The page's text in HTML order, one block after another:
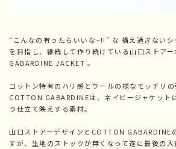
“こんなの有ったらいいな~!!” な 構え過ぎない
を目指し、継続して作り続けている山口ストア
GABARDINE JACKET 。
コットン特有のハリ感とウールの様なモッチリ
COTTON GABARDINEは、ネイビージャケット
つ仕立て映えする素材。
山口ストアーデザインとCOTTON GABARDINE
すが、生地のストックが無くなって遂に最後の入